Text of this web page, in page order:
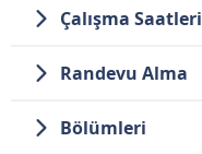
Çalışma Saatleri
Randevu Alma
Bölümleri